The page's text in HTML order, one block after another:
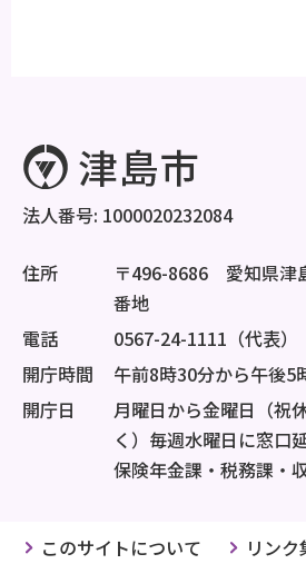
法人番号: 1000020232084
住所
〒496-8686 愛知県津
番地
電話
0567-24-1111（代表）
開庁時間
午前8時30分から午後5
開庁日
月曜日から金曜日（祝
く）毎週水曜日に窓口
保険年金課・税務課・収
このサイトについて リンク